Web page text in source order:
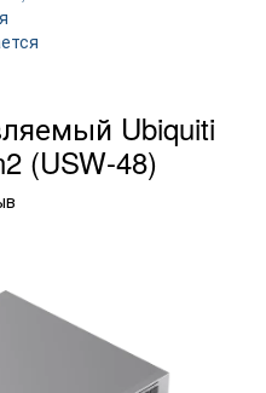
Ubiquiti
(USW-48)